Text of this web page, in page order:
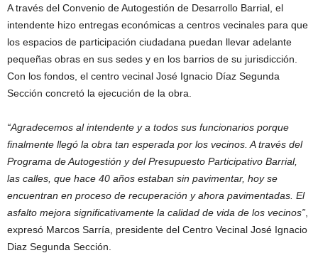
A través del Convenio de Autogestión de Desarrollo Barrial, el
intendente hizo entregas económicas a centros vecinales para que
los espacios de participación ciudadana puedan llevar adelante
pequeñas obras en sus sedes y en los barrios de su jurisdicción.
Con los fondos, el centro vecinal José Ignacio Díaz Segunda
Sección concretó la ejecución de la obra.
“Agradecemos al intendente y a todos sus funcionarios porque
finalmente llegó la obra tan esperada por los vecinos. A través del
Programa de Autogestión y del Presupuesto Participativo Barrial,
las calles, que hace 40 años estaban sin pavimentar, hoy se
encuentran en proceso de recuperación y ahora pavimentadas. El
asfalto mejora significativamente la calidad de vida de los vecinos”
expresó Marcos Sarría, presidente del Centro Vecinal José Ignacio
Diaz Segunda Sección.